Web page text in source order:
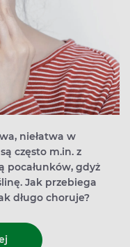
niełatwa w
często m.in. z
pocałunków, gdyż
Jak przebiega
długo choruje?